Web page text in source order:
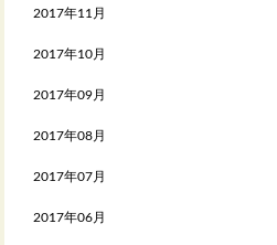
2017年11月
2017年10月
2017年09月
2017年08月
2017年07月
2017年06月